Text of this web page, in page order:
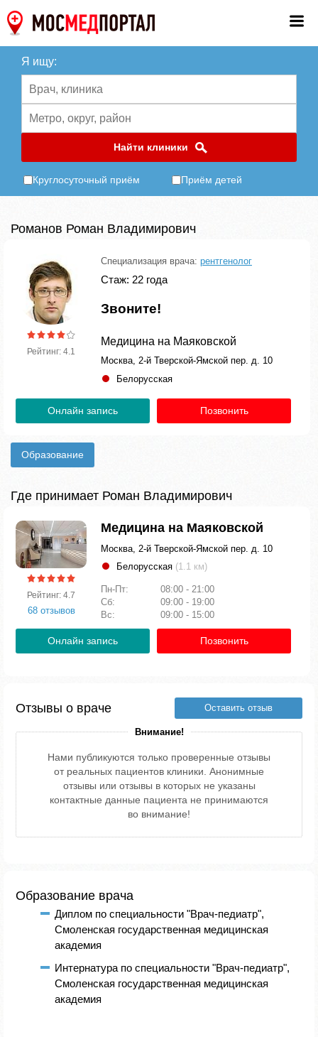
Я ищу:
Найти клиники
Круглосуточный приём Приём детей
Романов Роман Владимирович
Рейтинг: 4.1
Специализация врача: рентгенолог
Стаж: 22 года
Звоните!
Медицина на Маяковской
Москва, 2-й Тверской-Ямской пер. д. 10
Белорусская
Онлайн запись Позвонить
Образование
Где принимает Роман Владимирович
Рейтинг: 4.7
68 отзывов
Медицина на Маяковской
Москва, 2-й Тверской-Ямской пер. д. 10
Белорусская (1.1 км)
Пн-Пт:
08:00 - 21:00
Сб:
09:00 - 19:00
Вс:
09:00 - 15:00
Онлайн запись Позвонить
Отзывы о враче Оставить отзыв
Внимание!
Нами публикуются только проверенные отзывы
от реальных пациентов клиники. Анонимные
отзывы или отзывы в которых не указаны
контактные данные пациента не принимаются
во внимание!
Образование врача
Диплом по специальности "Врач-педиатр",
Смоленская государственная медицинская
академия
Интернатура по специальности "Врач-педиатр",
Смоленская государственная медицинская
академия